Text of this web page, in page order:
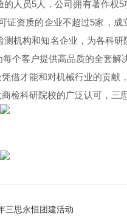
人员5人，公司拥有著作权
证资质的企业不超过5家，
机构和知名企业，为各科
个客户提供高品质的全套解
借才能和对机械行业的贡献
检科研院校的广泛认可，三
三思永恒团建活动